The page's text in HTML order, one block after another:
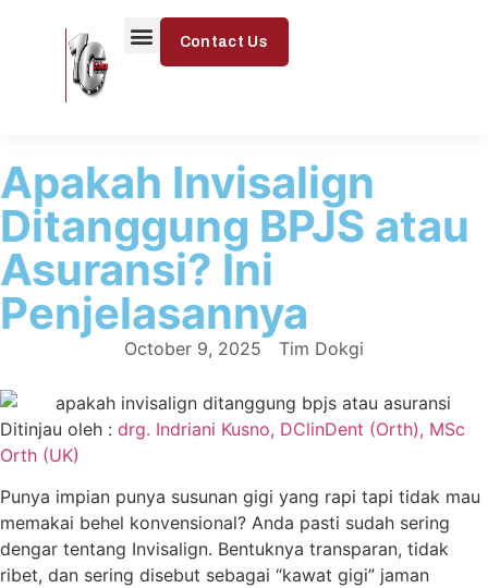
Contact Us
Apakah Invisalign
Ditanggung BPJS atau
Asuransi? Ini
Penjelasannya
October 9, 2025 Tim Dokgi
Ditinjau oleh : drg. Indriani Kusno, DClinDent (Orth), MSc
Orth (UK)
Punya impian punya susunan gigi yang rapi tapi tidak mau
memakai behel konvensional? Anda pasti sudah sering
dengar tentang Invisalign. Bentuknya transparan, tidak
ribet, dan sering disebut sebagai “kawat gigi” jaman